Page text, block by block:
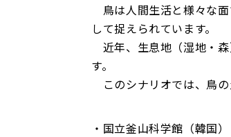
鳥は人間生活と様々な
して捉えられています。
近年、生息地（湿地・
す。
このシナリオでは、鳥の
・国立釜山科学館（韓国）